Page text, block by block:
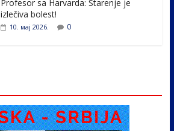
Profesor sa Harvarda: Starenje je
izlečiva bolest!
10. мај 2026. 0